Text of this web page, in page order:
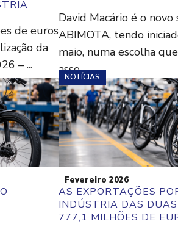
de euros
da
– ...
David Macário é o
ABIMOTA, tendo
maio, numa escolha
asso...
Fevereiro 2026
NOTÍCIAS
AS EXPORTAÇÕES
INDÚSTRIA DAS
777,1 MILHÕES DE